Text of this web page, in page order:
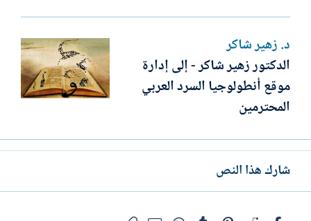
د. زهير شاكر
الدكتور زهير شاكر - إلى إدارة
موقع أنطولوجيا السرد العربي
المحترمين
شارك هذا النص